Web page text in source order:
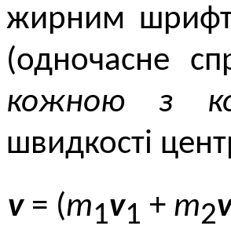
жирним
(одночасне
кожною з
швидкості
v= (m1v1 + m2